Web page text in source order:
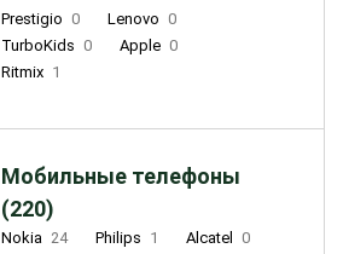
Prestigio 0 Lenovo 0
TurboKids 0 Apple 0
Ritmix 1
Мобильные телефоны
(220)
Nokia 24 Philips 1 Alcatel
0